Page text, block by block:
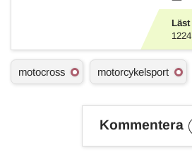
Läst
1224
Ä
m
motocross motorcykelsport
Kommentera